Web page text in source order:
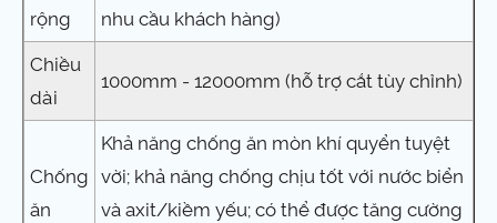
rộng nhu cầu khách hàng)
Chiều
dài
1000mm - 12000mm (hỗ trợ cắt tùy chỉnh)
Chống
ăn
Khả năng chống ăn mòn khí quyển tuyệt
vời; khả năng chống chịu tốt với nước biển
và axit/kiềm yếu; có thể được tăng cường